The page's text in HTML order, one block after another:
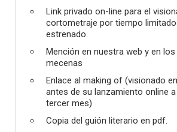
Link privado on-line para el
cortometraje por tiempo
estrenado.
Mención en nuestra web y en
mecenas
Enlace al making of (visionado
antes de su lanzamiento online
tercer mes)
Copia del guión literario en pdf.